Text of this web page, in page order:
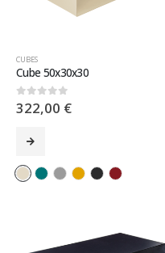
CUBES
Cube 50x30x30
0sur 5
322,00 €